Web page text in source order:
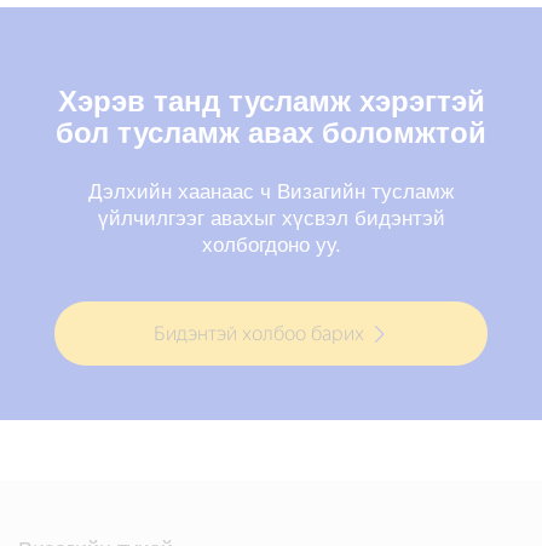
Хэрэв танд тусламж хэрэгтэй
бол тусламж авах боломжтой
Дэлхийн хаанаас ч Визагийн тусламж
үйлчилгээг авахыг хүсвэл бидэнтэй
холбогдоно уу.
Бидэнтэй холбоо барих